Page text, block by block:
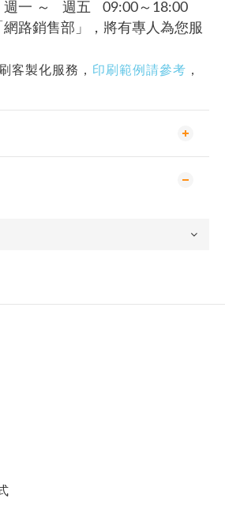
週一 ～ 週五 09:00～18:00
網路銷售部」，將有專人為您服
客製化服務， 印刷範例請參考 ，